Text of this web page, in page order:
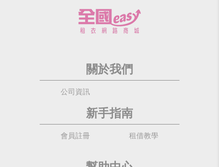
關於我們
公司資訊
新手指南
會員註冊 租借教學